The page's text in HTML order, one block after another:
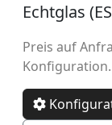
Echtglas
Preis auf
Konfiguration.